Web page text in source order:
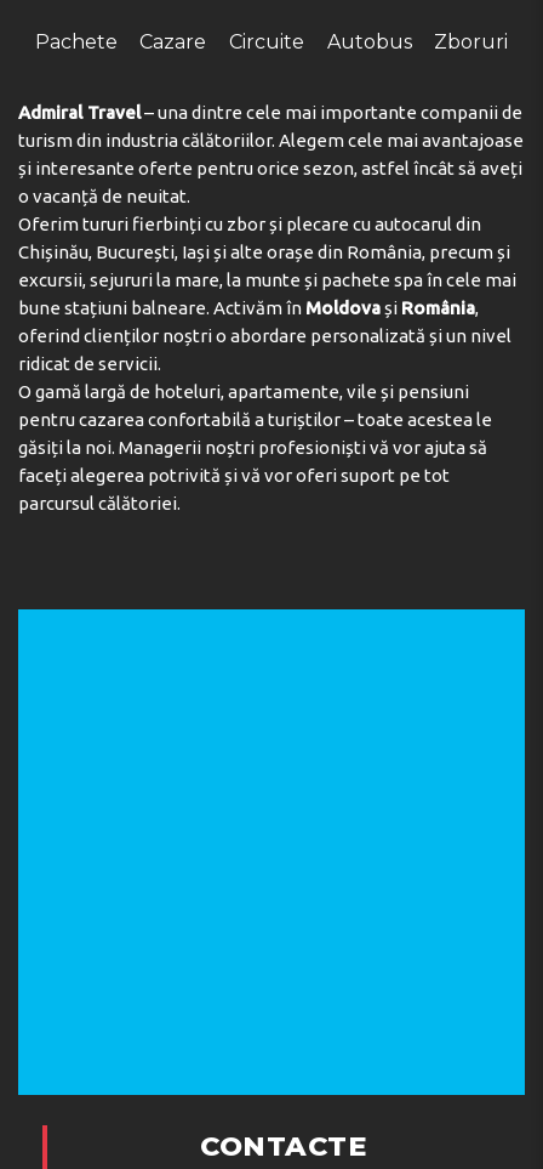
Telefon:
Pachete Cazare Circuite Autobus Zboruri
Admiral Travel– una dintre cele mai importante companii de
turism din industria călătoriilor. Alegem cele mai avantajoase
și interesante oferte pentru orice sezon, astfel încât să aveți
o vacanță de neuitat.
Oferim tururi fierbinți cu zbor și plecare cu autocarul din
Chișinău, București, Iași și alte orașe din România, precum și
excursii, sejururi la mare, la munte și pachete spa în cele mai
bune stațiuni balneare. Activăm în Moldovași România,
oferind clienților noștri o abordare personalizată și un nivel
ridicat de servicii.
O gamă largă de hoteluri, apartamente, vile și pensiuni
pentru cazarea confortabilă a turiștilor – toate acestea le
găsiți la noi. Managerii noștri profesioniști vă vor ajuta să
faceți alegerea potrivită și vă vor oferi suport pe tot
parcursul călătoriei.
CONTACTE